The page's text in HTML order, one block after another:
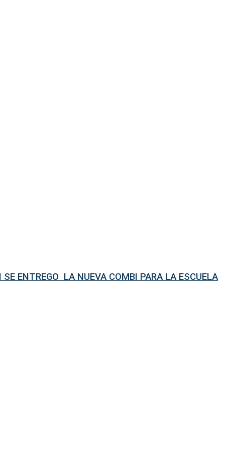
ENTREGO LA NUEVA COMBI PARA LA ESCUELA